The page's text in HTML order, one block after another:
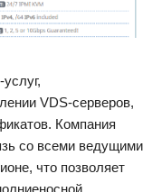
VDS-серверов,
Компания
со всеми ведущими
что позволяет